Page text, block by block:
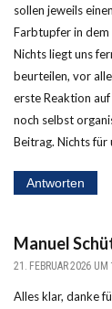
sollen jeweils
Farbtupfer in dem
Nichts liegt uns
beurteilen, vor
erste Reaktion
noch selbst
Beitrag. Nichts für
Antworten
Manuel
21. FEBRUAR 2026 UM
Alles klar, danke